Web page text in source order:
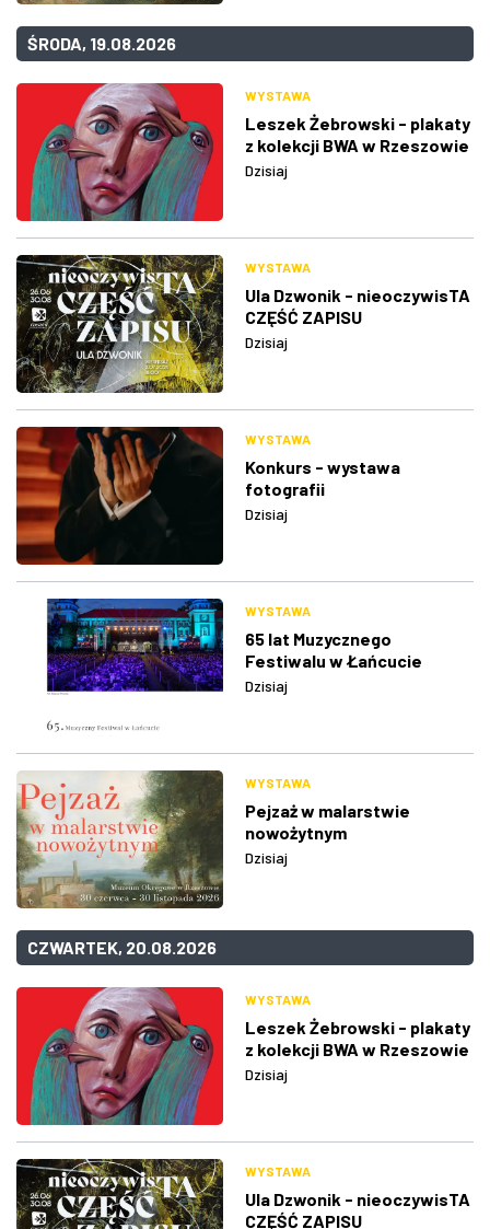
ŚRODA, 19.08.2026
WYSTAWA
Leszek Żebrowski - plakaty
z kolekcji BWA w Rzeszowie
Dzisiaj
WYSTAWA
Ula Dzwonik - nieoczywisTA
CZĘŚĆ ZAPISU
Dzisiaj
WYSTAWA
Konkurs - wystawa
fotografii
Dzisiaj
WYSTAWA
65 lat Muzycznego
Festiwalu w Łańcucie
Dzisiaj
WYSTAWA
Pejzaż w malarstwie
nowożytnym
Dzisiaj
CZWARTEK, 20.08.2026
WYSTAWA
Leszek Żebrowski - plakaty
z kolekcji BWA w Rzeszowie
Dzisiaj
WYSTAWA
Ula Dzwonik - nieoczywisTA
CZĘŚĆ ZAPISU